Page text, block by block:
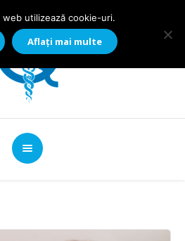
utilizează cookie-uri.
Aflați mai multe